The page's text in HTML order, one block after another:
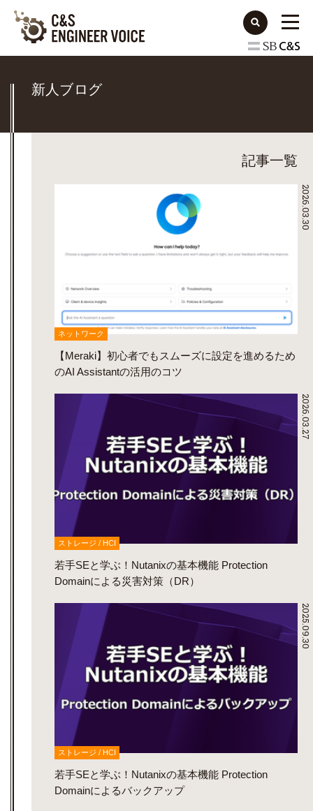
新人ブログ
記事一覧
2026.03.30
ネットワーク
【Meraki】初心者でもスムーズに設定を進めるため
のAI Assistantの活用のコツ
2026.03.27
ストレージ / HCI
若手SEと学ぶ！Nutanixの基本機能 Protection
Domainによる災害対策（DR）
2025.09.30
ストレージ / HCI
若手SEと学ぶ！Nutanixの基本機能 Protection
Domainによるバックアップ